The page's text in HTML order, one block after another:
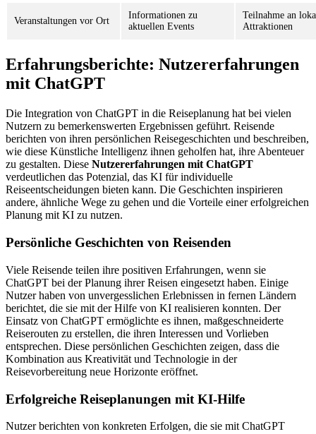
Veranstaltungen vor Ort
Informationen zu
aktuellen Events
Teilnahme an
Attraktionen
Erfahrungsberichte: Nutzererfahrungen
mit ChatGPT
Die Integration von ChatGPT in die Reiseplanung hat bei vielen
Nutzern zu bemerkenswerten Ergebnissen geführt. Reisende
berichten von ihren persönlichen Reisegeschichten und beschreiben,
wie diese Künstliche Intelligenz ihnen geholfen hat, ihre Abenteuer
zu gestalten. Diese Nutzererfahrungen mit ChatGPT
verdeutlichen das Potenzial, das KI für individuelle
Reiseentscheidungen bieten kann. Die Geschichten inspirieren
andere, ähnliche Wege zu gehen und die Vorteile einer erfolgreichen
Planung mit KI zu nutzen.
Persönliche Geschichten von Reisenden
Viele Reisende teilen ihre positiven Erfahrungen, wenn sie
ChatGPT bei der Planung ihrer Reisen eingesetzt haben. Einige
Nutzer haben von unvergesslichen Erlebnissen in fernen Ländern
berichtet, die sie mit der Hilfe von KI realisieren konnten. Der
Einsatz von ChatGPT ermöglichte es ihnen, maßgeschneiderte
Reiserouten zu erstellen, die ihren Interessen und Vorlieben
entsprechen. Diese persönlichen Geschichten zeigen, dass die
Kombination aus Kreativität und Technologie in der
Reisevorbereitung neue Horizonte eröffnet.
Erfolgreiche Reiseplanungen mit KI-Hilfe
Nutzer berichten von konkreten Erfolgen, die sie mit ChatGPT